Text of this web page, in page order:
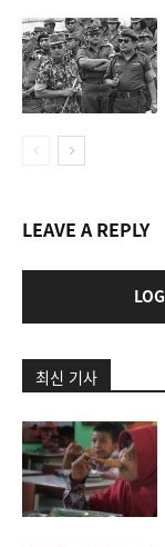
LEAVE A REPLY
최신 기사